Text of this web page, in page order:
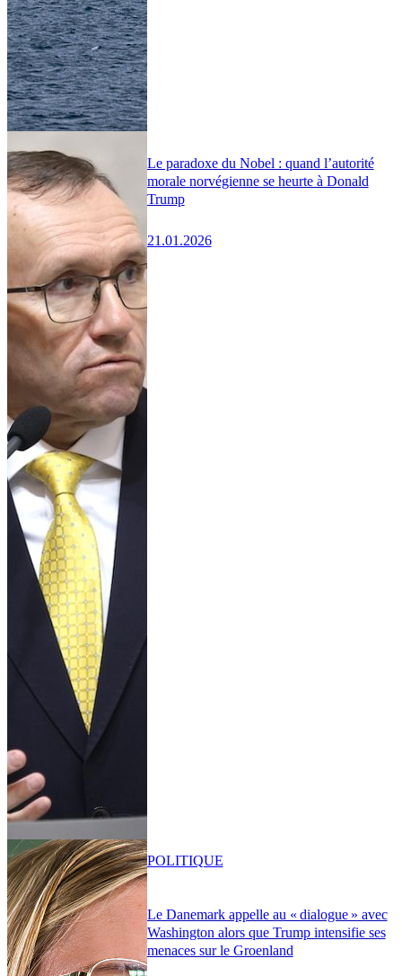
Le paradoxe du Nobel : quand l’autorité
morale norvégienne se heurte à Donald
Trump
21.01.2026
Le Danemark appelle au « dialogue » avec
Washington alors que Trump intensifie ses
menaces sur le Groenland
POLITIQUE